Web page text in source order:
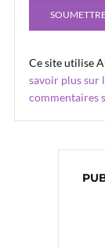
Ce site utilise
savoir plus sur
commentaires